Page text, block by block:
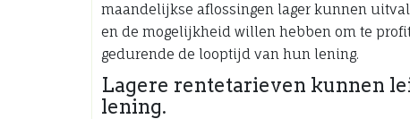
maandelijkse aflossingen lager kunnen
en de mogelijkheid willen hebben om te
gedurende de looptijd van hun lening.
Lagere rentetarieven kunnen
lening.